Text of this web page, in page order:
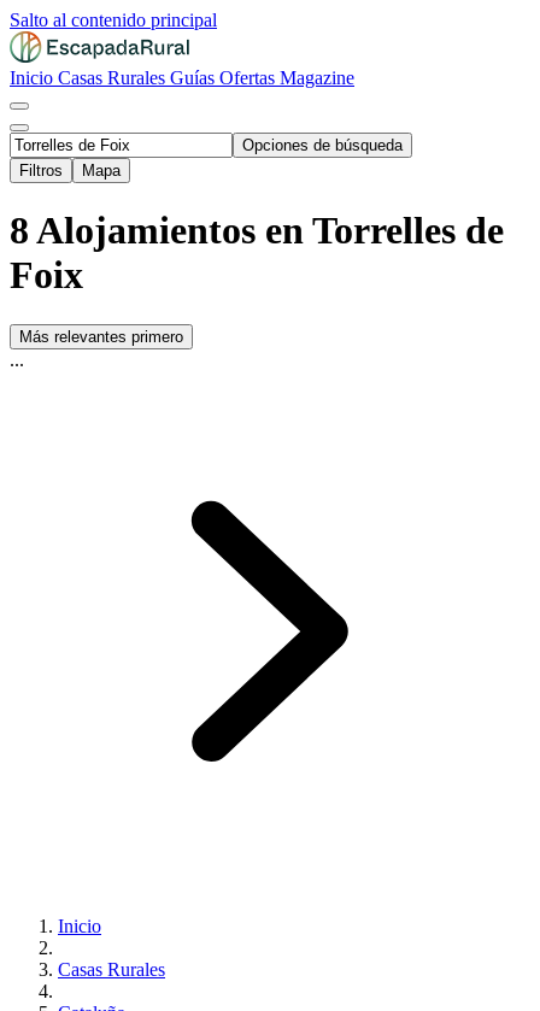
Salto al contenido principal
Inicio Casas Rurales Guías Ofertas Magazine
Opciones de búsqueda
Filtros
Mapa
8 Alojamientos en Torrelles de
Foix
Más relevantes primero
...
Inicio
Casas Rurales